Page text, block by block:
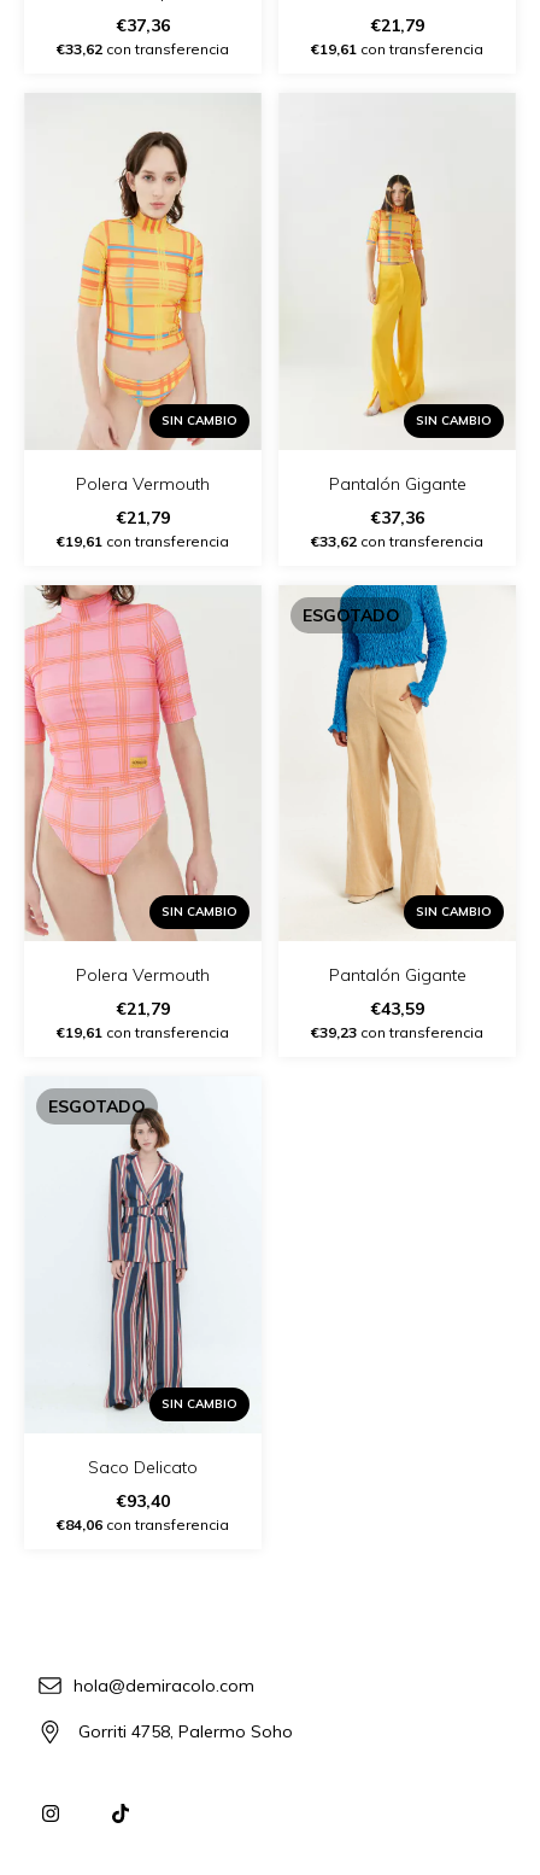
€37,36
€33,62 con transferencia
€21,79
€19,61 con transferencia
SIN CAMBIO
Polera Vermouth
€21,79
€19,61 con transferencia
SIN CAMBIO
Pantalón Gigante
€37,36
€33,62 con transferencia
SIN CAMBIO
Polera Vermouth
€21,79
€19,61 con transferencia
ESGOTADO
SIN CAMBIO
Pantalón Gigante
€43,59
€39,23 con transferencia
ESGOTADO
SIN CAMBIO
Saco Delicato
€93,40
€84,06 con transferencia
hola@demiracolo.com
Gorriti 4758, Palermo Soho